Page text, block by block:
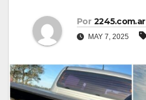
Por 2245.com.ar
MAY 7, 2025